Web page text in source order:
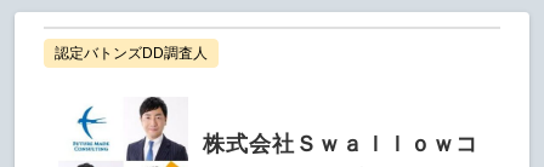
認定バトンズDD調査人
株式会社Ｓｗａｌｌｏｗコ